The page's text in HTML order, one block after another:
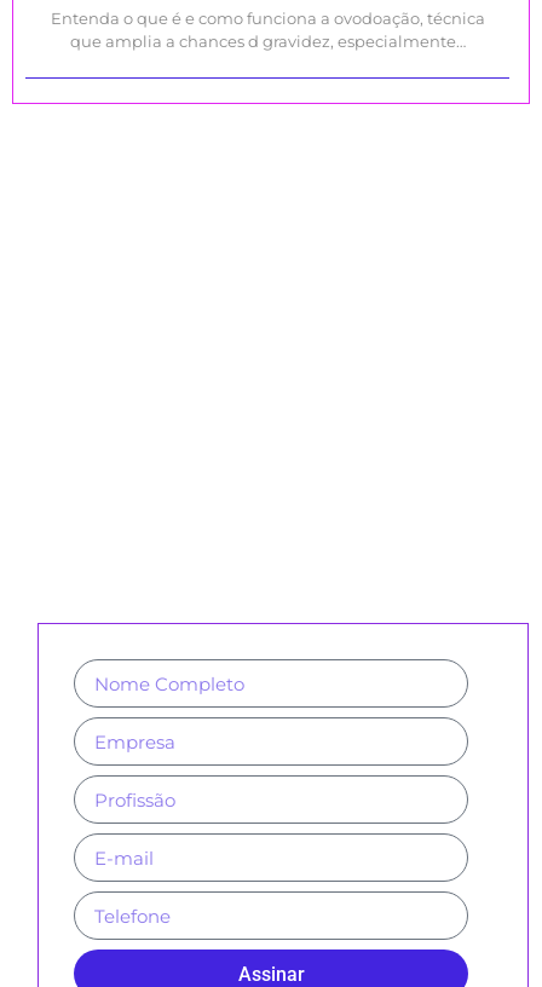
Entenda o que é e como funciona a ovodoação, técnica
que amplia a chances d gravidez, especialmente…
Assinar